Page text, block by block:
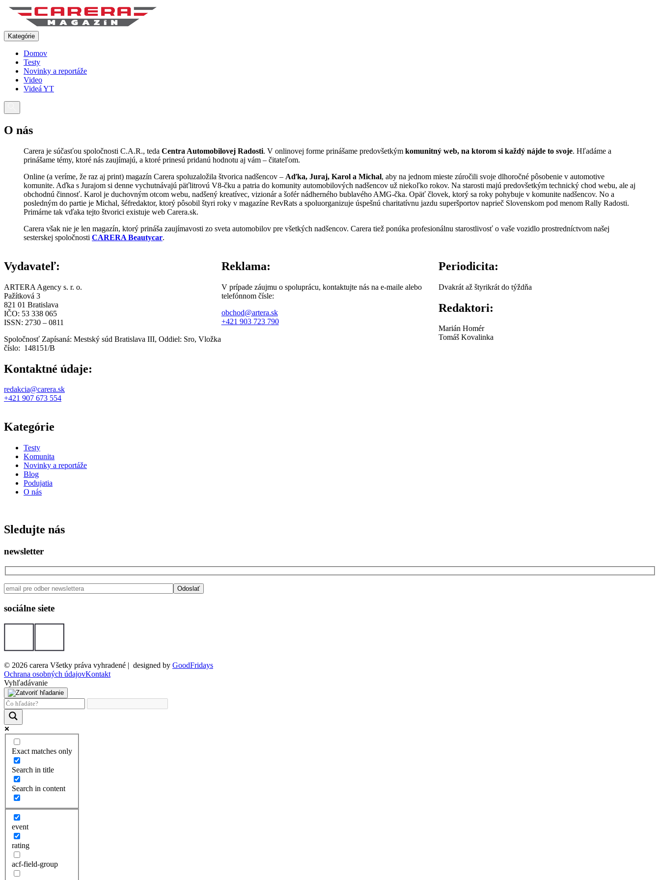
Pokračovať
Kategórie
Domov
Testy
Novinky a reportáže
Video
Videá YT
O nás
Carera je súčasťou spoločnosti C.A.R., teda Centra Automobilovej Radosti. V onlinovej forme prinášame predovšetkým komunitný web, na ktorom si každý nájde to svoje. Hľadáme a
prinášame témy, ktoré nás zaujímajú, a ktoré prinesú pridanú hodnotu aj vám – čitateľom.
Online (a veríme, že raz aj print) magazín Carera spoluzaložila štvorica nadšencov – Aďka, Juraj, Karol a Michal, aby na jednom mieste zúročili svoje dlhoročné pôsobenie v automotive
komunite. Aďka s Jurajom si denne vychutnávajú päťlitrovú V8-čku a patria do komunity automobilových nadšencov už niekoľko rokov. Na starosti majú predovšetkým technický chod webu, ale aj
obchodnú činnosť. Karol je duchovným otcom webu, nadšený kreatívec, vizionár a šofér nádherného bublavého AMG-čka. Opäť človek, ktorý sa roky pohybuje v komunite nadšencov. No a
posledným do partie je Michal, šéfredaktor, ktorý pôsobil štyri roky v magazíne RevRats a spoluorganizuje úspešnú charitatívnu jazdu superšportov naprieč Slovenskom pod menom Rally Radosti.
Primárne tak vďaka tejto štvorici existuje web Carera.sk.
Carera však nie je len magazín, ktorý prináša zaujímavosti zo sveta automobilov pre všetkých nadšencov. Carera tiež ponúka profesionálnu starostlivosť o vaše vozidlo prostredníctvom našej
sesterskej spoločnosti CARERA Beautycar.
Vydavateľ:
ARTERA Agency s. r. o.
Pažítková 3
821 01 Bratislava
IČO: 53 338 065
ISSN: 2730 – 0811
Spoločnosť Zapísaná: Mestský súd Bratislava III, Oddiel: Sro, Vložka
číslo: 148151/B
Kontaktné údaje:
redakcia@carera.sk
+421 907 673 554
Reklama:
V prípade záujmu o spoluprácu, kontaktujte nás na e-maile alebo
telefónnom čísle:
obchod@artera.sk
+421 903 723 790
Periodicita:
Dvakrát až štyrikrát do týždňa
Redaktori:
Marián Homér
Tomáš Kovalinka
Kategórie
Testy
Komunita
Novinky a reportáže
Blog
Podujatia
O nás
Sledujte nás
newsletter
sociálne siete
© 2026 carera Všetky práva vyhradené | designed by GoodFridays
Ochrana osobných údajovKontakt
Vyhľadávanie
Exact matches only
Search in title
Search in content
event
rating
acf-field-group